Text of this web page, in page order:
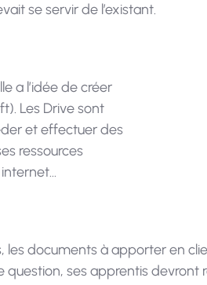
se servir de l’existant.
a l’idée de créer
Les Drive sont
et effectuer des
ressources
les documents à apporter en
question, ses apprentis devront